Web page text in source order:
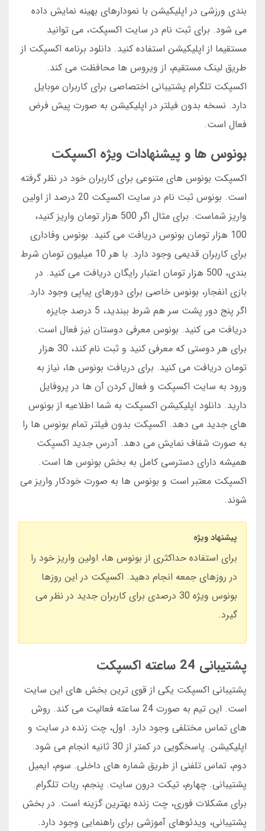
بندی ورزشی در اپلیکیشن با نمودارهای بهینه نمایش داده
می شود. برای ثبت نام در سایت اکسپکت، می توانید
مستقیما از اپلیکیشن استفاده کنید. دانلود برنامه اکسپکت از
طریق لینک مستقیم، از ویروس ها محافظت می کند.
اکسپکت تلگرام پشتیبانی اختصاصی برای کاربران موبایل
دارد. نسخه بدون فیلتر در اپلیکیشن به صورت پیش فرض
فعال است.
بونوس ها و پیشنهادات ویژه اکسپکت
اکسپکت بونوس های متنوعی برای کاربران خود در نظر گرفته
است. بونوس ثبت نام در سایت اکسپکت 20 درصد از اولین
واریز شماست. برای مثال اگر 500 هزار تومان واریز کنید،
100 هزار تومان بونوس دریافت می کنید. بونوس وفاداری
برای کاربران قدیمی وجود دارد. با هر 10 میلیون تومان شرط
بندی، 500 هزار تومان اعتبار رایگان دریافت می کنید. در
بازی انفجار، بونوس خاصی برای دورهای پیاپی وجود دارد.
اگر پنج دور پشت سر هم شرط ببندید، 5 درصد جایزه
دریافت می کنید. بونوس معرفی دوستان نیز فعال است.
برای هر دوستی که معرفی کنید و ثبت نام کند، 30 هزار
تومان دریافت می کنید. برای دریافت بونوس ها، نیاز به
ورود به سایت اکسپکت و فعال کردن آن ها در پروفایل
دارید. دانلود اپلیکیشن اکسپکت به شما اطلاعیه از بونوس
های جدید می دهد. اکسپکت بدون فیلتر تمام بونوس ها را
به صورت شفاف نمایش می دهد. آدرس جدید اکسپکت
همیشه دارای دسترسی کامل به بخش بونوس ها است.
اکسپکت معتبر است و بونوس ها به صورت خودکار واریز می
شوند.
پیشنهاد ویژه
برای استفاده حداکثری از بونوس ها، اولین واریز خود را
در روزهای جمعه انجام دهید. اکسپکت در این روزها
بونوس ویژه 30 درصدی برای کاربران جدید در نظر می
گیرد.
پشتیبانی 24 ساعته اکسپکت
پشتیبانی اکسپکت یکی از قوی ترین بخش های این سایت
است. این تیم به صورت 24 ساعته فعالیت می کند. روش
های تماس مختلفی وجود دارد. اول، چت زنده در سایت و
اپلیکیشن. پاسخگویی در کمتر از 30 ثانیه انجام می شود.
دوم، تماس تلفنی از طریق شماره های داخلی. سوم، ایمیل
پشتیبانی. چهارم، تیکت درون سایت. پنجم، ربات تلگرام.
برای مشکلات فوری، چت زنده بهترین گزینه است. در بخش
پشتیبانی، ویدئوهای آموزشی برای راهنمایی وجود دارد.